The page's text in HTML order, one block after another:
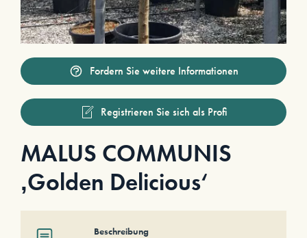
Fordern Sie weitere Informationen
Registrieren Sie sich als Profi
MALUS COMMUNIS
‚Golden Delicious‘
Beschreibung